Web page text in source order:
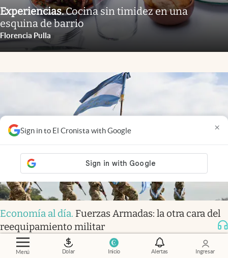
Menú Dolar Inicio Alertas Ingresar
Sign in to El Cronista with Google ×
Experiencias.Cocina sin timidez en una
esquina de barrio
Florencia Pulla
Economía al día. Fuerzas Armadas: la otra cara del
reequipamiento militar